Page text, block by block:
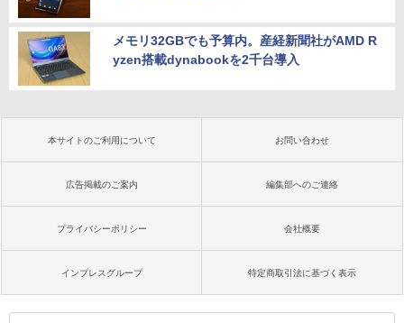
メモリ32GBでも予算内。産経新聞社がAMD R
yzen搭載dynabookを2千台導入
本サイトのご利用について お問い合わせ
広告掲載のご案内 編集部へのご連絡
プライバシーポリシー 会社概要
インプレスグループ 特定商取引法に基づく表示